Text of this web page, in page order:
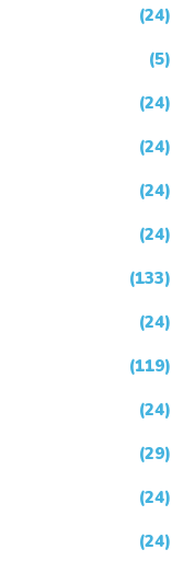
(24)
(5)
(24)
(24)
(24)
(24)
(133)
(24)
(119)
(24)
(29)
(24)
(24)